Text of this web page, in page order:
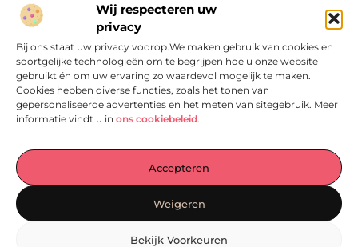
Wij respecteren uw
privacy
Bij ons staat uw privacy voorop.We maken gebruik van cookies en
soortgelijke technologieën om te begrijpen hoe u onze website
gebruikt én om uw ervaring zo waardevol mogelijk te maken.
Cookies hebben diverse functies, zoals het tonen van
gepersonaliseerde advertenties en het meten van sitegebruik. Meer
informatie vindt u in ons cookiebeleid.
Accepteren
Weigeren
Bekijk Voorkeuren
zetten
, praktische tips waar je écht iets aan hebt en artikelen
vandaag opLocomo.nl
Onze informatie